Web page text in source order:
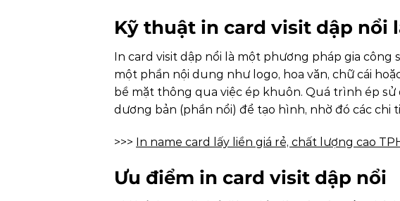
Kỹ thuật in card visit dập nổi​
In card visit dập nổi là một phương pháp gia
một phần nội dung như logo, hoa văn, chữ cái
bề mặt thông qua việc ép khuôn. Quá trình ép
dương bản (phần nổi) để tạo hình, nhờ đó các chi
>>> In name card lấy liền giá rẻ, chất lượng cao
Ưu điểm in card visit dập nổi